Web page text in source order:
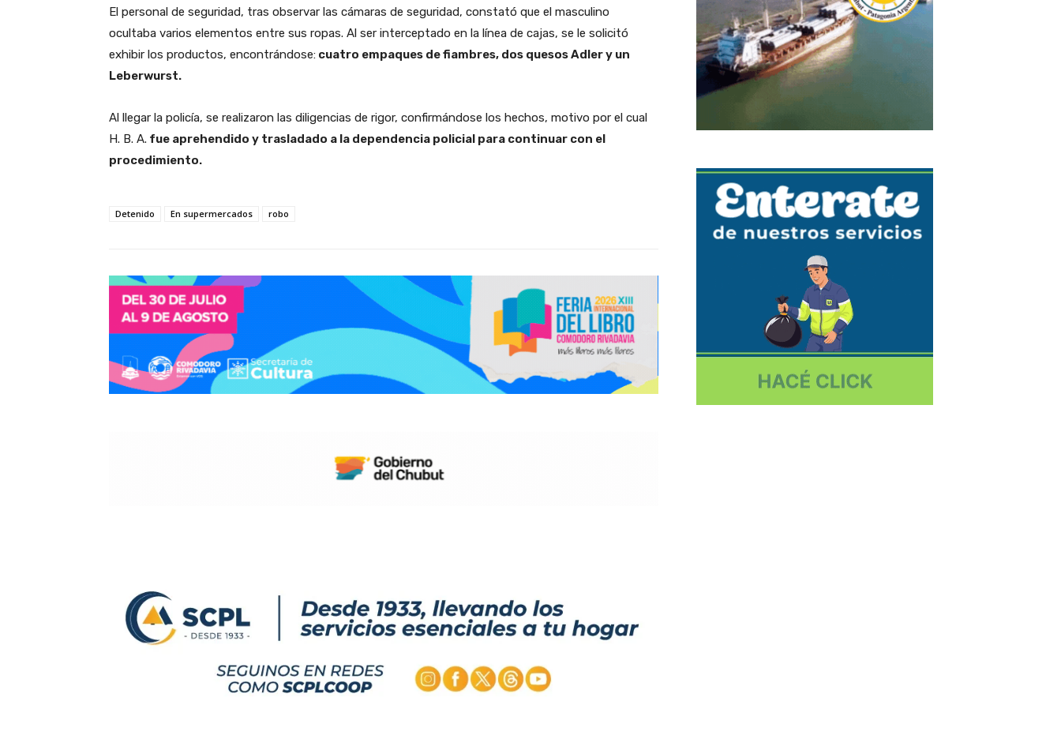
El personal de seguridad, tras observar las cámaras de seguridad, constató que el masculino
ocultaba varios elementos entre sus ropas. Al ser interceptado en la línea de cajas, se le solicitó
exhibir los productos, encontrándose: cuatro empaques de fiambres, dos quesos Adler y un
Leberwurst.
Al llegar la policía, se realizaron las diligencias de rigor, confirmándose los hechos, motivo por el cual
H. B. A. fue aprehendido y trasladado a la dependencia policial para continuar con el
procedimiento.
Detenido En supermercados robo